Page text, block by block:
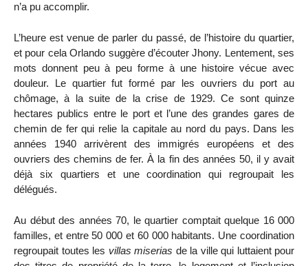
n’a pu accomplir.
L’heure est venue de parler du passé, de l’histoire du quartier,
et pour cela Orlando suggère d’écouter Jhony. Lentement, ses
mots donnent peu à peu forme à une histoire vécue avec
douleur. Le quartier fut formé par les ouvriers du port au
chômage, à la suite de la crise de 1929. Ce sont quinze
hectares publics entre le port et l’une des grandes gares de
chemin de fer qui relie la capitale au nord du pays. Dans les
années 1940 arrivèrent des immigrés européens et des
ouvriers des chemins de fer. À la fin des années 50, il y avait
déjà six quartiers et une coordination qui regroupait les
délégués.
Au début des années 70, le quartier comptait quelque 16 000
familles, et entre 50 000 et 60 000 habitants. Une coordination
regroupait toutes les villas miserias de la ville qui luttaient pour